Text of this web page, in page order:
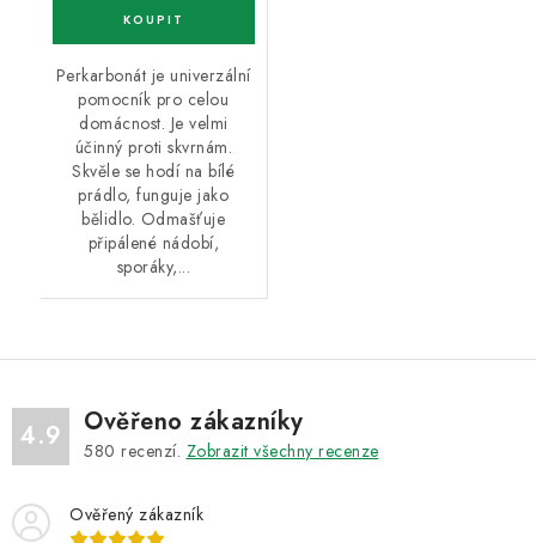
Perkarbonát je univerzální
pomocník pro celou
domácnost. Je velmi
účinný proti skvrnám.
Skvěle se hodí na bílé
prádlo, funguje jako
bělidlo. Odmašťuje
připálené nádobí,
sporáky,...
4.9 Ověřeno zákazníky
580 recenzí. Zobrazit všechny recenze
Ověřený zákazník